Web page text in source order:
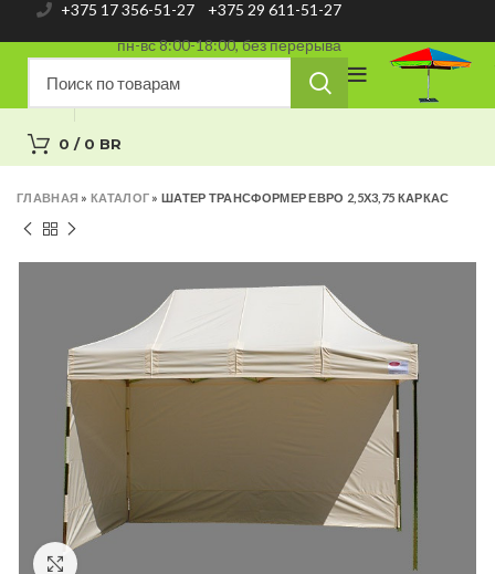
+375 17 356-51-27
+375 29 611-51-27
пн-вс 8:00-18:00, без перерыва
0 / 0 BR
ГЛАВНАЯ »КАТАЛОГ »ШАТЕР ТРАНСФОРМЕР ЕВРО 2,5Х3,75 КАРКАС